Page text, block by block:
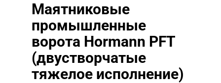
Маятниковые
промышленные
ворота Hormann PFT
(двустворчатые
тяжелое исполнение)